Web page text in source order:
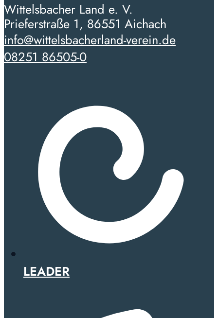
Wittelsbacher Land e. V.
Prieferstraße 1, 86551 Aichach
info@wittelsbacherland-verein.de
08251 86505-0
LEADER